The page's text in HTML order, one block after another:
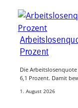
Prozent
Die
6,1 Prozent. Damit
1. August 2026